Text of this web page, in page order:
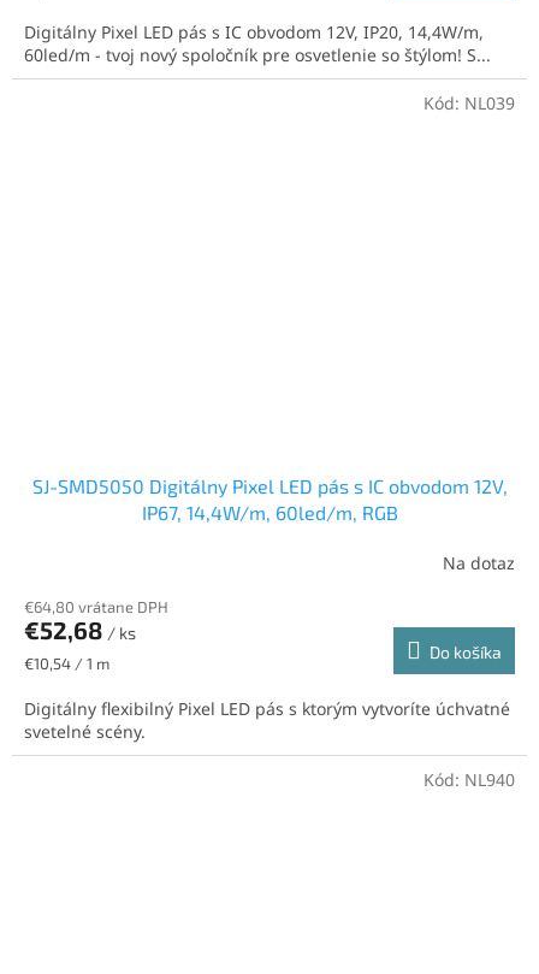
5
hviezdičiek.
Digitálny Pixel LED pás s IC obvodom 12V, IP20, 14,4W/m,
60led/m - tvoj nový spoločník pre osvetlenie so štýlom! S...
SJ-SMD5050 Digitálny Pixel LED pás s IC obvodom 12V,
IP67, 14,4W/m, 60led/m, RGB
Na dotaz
€64,80 vrátane DPH
€52,68 / ks
Jednotková
€10,54 / 1 m
Do košíka
Digitálny flexibilný Pixel LED pás s ktorým vytvoríte úchvatné
svetelné scény.
Kód: NL039
Kód: NL940